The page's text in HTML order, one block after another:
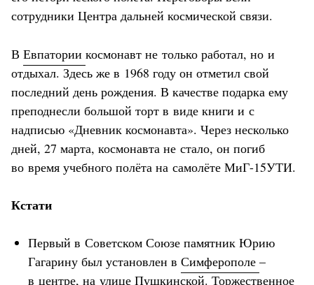
сотрудники Центра дальней космической связи.
В Евпатории космонавт не только работал, но и
отдыхал. Здесь же в 1968 году он отметил свой
последний день рождения. В качестве подарка ему
преподнесли большой торт в виде книги и с
надписью «Дневник космонавта». Через несколько
дней, 27 марта, космонавта не стало, он погиб
во время учебного полёта на самолёте МиГ-15УТИ.
Кстати
Первый в Советском Союзе памятник Юрию
Гагарину был установлен в Симферополе –
в центре, на улице Пушкинской. Торжественное